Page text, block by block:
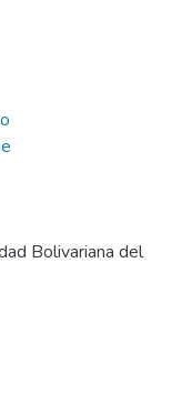
Bolivariana del